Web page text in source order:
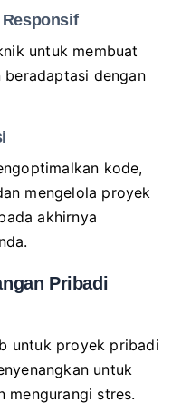
untuk membuat
dengan
kode,
mengelola proyek
akhirnya
Pribadi
untuk proyek pribadi
untuk
mengurangi stres.